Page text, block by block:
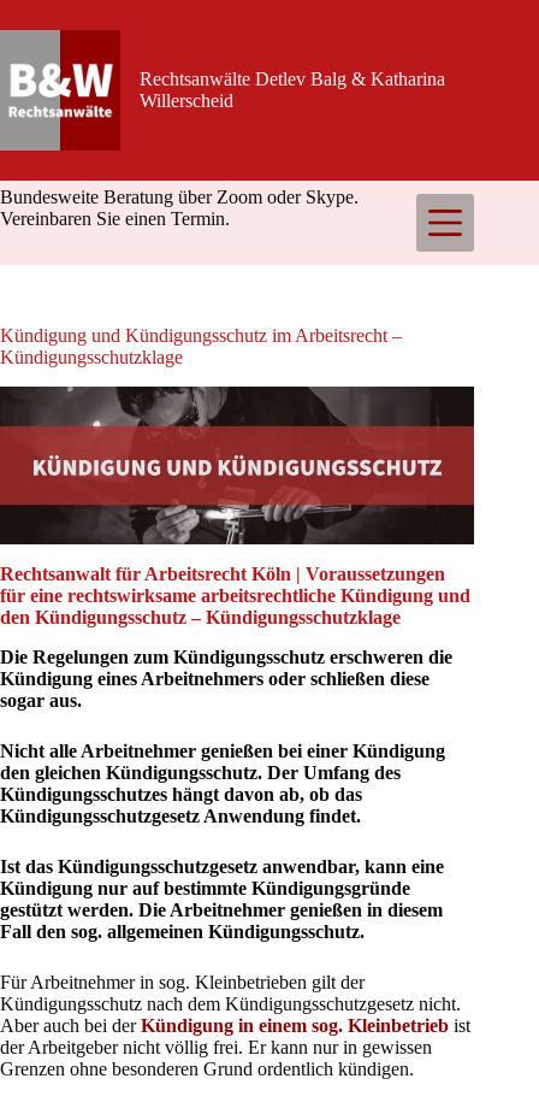
Inhalt
Rechtsanwälte Detlev Balg & Katharina
Willerscheid
Bundesweite Beratung über Zoom oder Skype.
Vereinbaren Sie einen Termin.
Kündigung und Kündigungsschutz im Arbeitsrecht –
Kündigungsschutzklage
Rechtsanwalt für Arbeitsrecht Köln | Voraussetzungen
für eine rechtswirksame arbeitsrechtliche Kündigung und
den Kündigungsschutz – Kündigungsschutzklage
Die Regelungen zum Kündigungsschutz erschweren die
Kündigung eines Arbeitnehmers oder schließen diese
sogar aus.
Nicht alle Arbeitnehmer genießen bei einer Kündigung
den gleichen Kündigungsschutz. Der Umfang des
Kündigungsschutzes hängt davon ab, ob das
Kündigungsschutzgesetz Anwendung findet.
Ist das Kündigungsschutzgesetz anwendbar, kann eine
Kündigung nur auf bestimmte Kündigungsgründe
gestützt werden. Die Arbeitnehmer genießen in diesem
Fall den sog. allgemeinen Kündigungsschutz.
Für Arbeitnehmer in sog. Kleinbetrieben gilt der
Kündigungsschutz nach dem Kündigungsschutzgesetz nicht.
Aber auch bei derKündigung in einem sog. Kleinbetrieb ist
der Arbeitgeber nicht völlig frei. Er kann nur in gewissen
Grenzen ohne besonderen Grund ordentlich kündigen.